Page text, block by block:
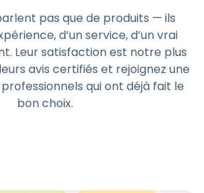
pas que de produits — ils
d’un service, d’un vrai
Leur satisfaction est notre plus
avis certifiés et rejoignez une
qui ont déjà fait le
bon choix.